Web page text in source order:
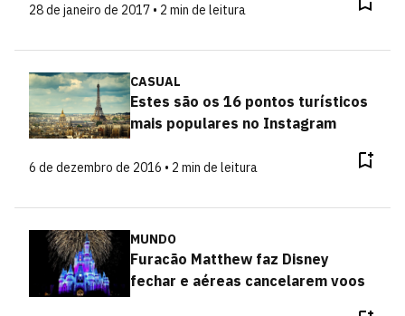
28 de janeiro de 2017 • 2 min de leitura
CASUAL
Estes são os 16 pontos turísticos
mais populares no Instagram
6 de dezembro de 2016 • 2 min de leitura
MUNDO
Furacão Matthew faz Disney
fechar e aéreas cancelarem voos